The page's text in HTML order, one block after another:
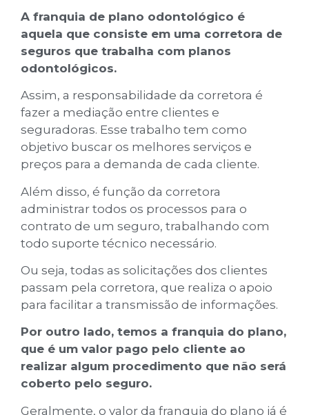
A franquia de plano odontológico é
aquela que consiste em uma corretora de
seguros que trabalha com planos
odontológicos.
Assim, a responsabilidade da corretora é
fazer a mediação entre clientes e
seguradoras. Esse trabalho tem como
objetivo buscar os melhores serviços e
preços para a demanda de cada cliente.
Além disso, é função da corretora
administrar todos os processos para o
contrato de um seguro, trabalhando com
todo suporte técnico necessário.
Ou seja, todas as solicitações dos clientes
passam pela corretora, que realiza o apoio
para facilitar a transmissão de informações.
Por outro lado, temos a franquia do plano,
que é um valor pago pelo cliente ao
realizar algum procedimento que não será
coberto pelo seguro.
Geralmente, o valor da franquia do plano já é